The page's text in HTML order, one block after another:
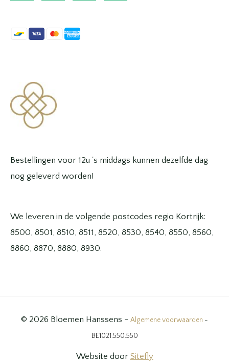
Bestellingen voor 12u 's middags kunnen dezelfde dag
nog geleverd worden!
We leveren in de volgende postcodes regio Kortrijk:
8500, 8501, 8510, 8511, 8520, 8530, 8540, 8550, 8560,
8860, 8870, 8880, 8930.
© 2026 Bloemen Hanssens - Algemene voorwaarden -
BE1021.550.550
Website door Sitefly